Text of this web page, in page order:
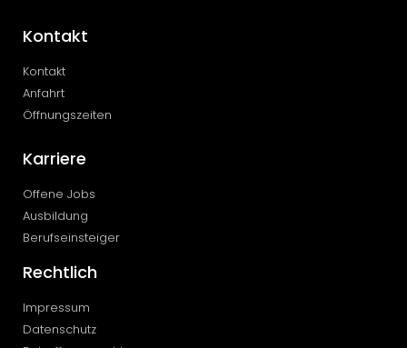
Kontakt
Kontakt
Anfahrt
Öffnungszeiten
Karriere
Offene Jobs
Ausbildung
Berufseinsteiger
Rechtlich
Impressum
Datenschutz